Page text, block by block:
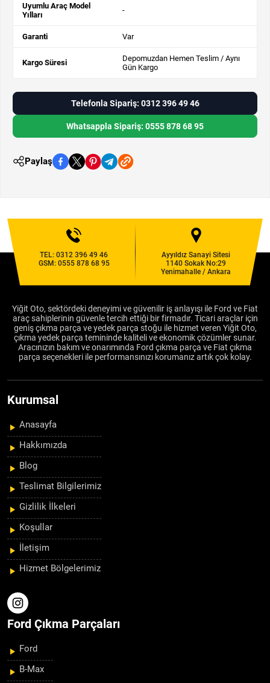
Uyumlu Araç Model
Yılları
-
Garanti Var
Kargo Süresi
Depomuzdan Hemen Teslim / Aynı
Gün Kargo
Telefonla Sipariş: 0312 396 49 46
Whatsappla Sipariş: 0555 878 68 95
Paylaş
TEL:0312 396 49 46
GSM: 0555 878 68 95
Ayyıldız Sanayi Sitesi
1140 Sokak No:29
Yenimahalle / Ankara
Yiğit Oto, sektördeki deneyimi ve güvenilir iş anlayışı ile Ford ve Fiat
araç sahiplerinin güvenle tercih ettiği bir firmadır. Ticari araçlar için
geniş çıkma parça ve yedek parça stoğu ile hizmet veren Yiğit Oto,
çıkma yedek parça temininde kaliteli ve ekonomik çözümler sunar.
Aracınızın bakım ve onarımında Ford çıkma parça ve Fiat çıkma
parça seçenekleri ile performansınızı korumanız artık çok kolay.
Kurumsal
Anasayfa
Hakkımızda
Blog
Teslimat Bilgilerimiz
Gizlilik İlkeleri
Koşullar
İletişim
Hizmet Bölgelerimiz
Ford Çıkma Parçaları
Ford
B-Max